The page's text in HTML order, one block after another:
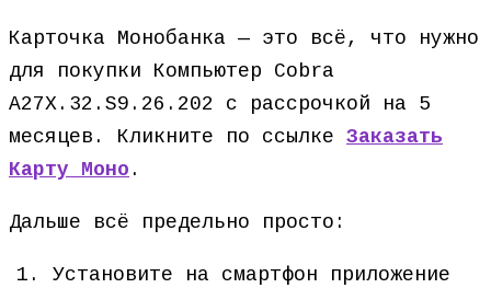
Карточка Монобанка — это всё, что нужно
для покупки Компьютер Cobra
A27X.32.S9.26.202 с рассрочкой на 5
месяцев. Кликните по ссылке Заказать
Карту Моно .
Дальше всё предельно просто:
Установите на смартфон приложение